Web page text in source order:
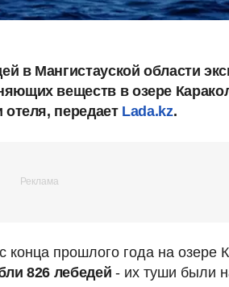
в Мангистауской области
веществ в озере
передает Lada.kz.
прошлого года на озере
826 лебедей - их туши были